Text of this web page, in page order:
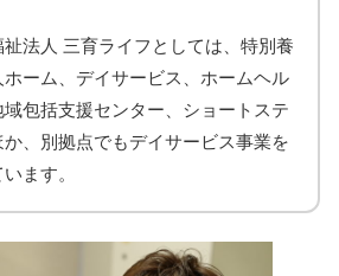
祉法人 三育ライフとしては、特別養
ホーム、デイサービス、ホームヘル
域包括支援センター、ショートステ
か、別拠点でもデイサービス事業を
ます。